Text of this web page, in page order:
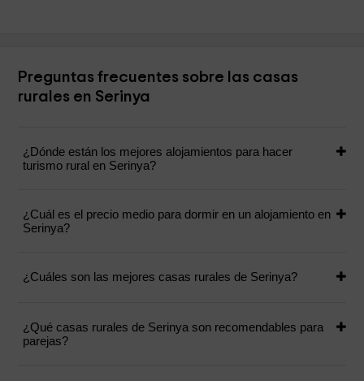
Preguntas frecuentes sobre las casas
rurales en Serinya
¿Dónde están los mejores alojamientos para hacer
turismo rural en Serinya?
¿Cuál es el precio medio para dormir en un alojamiento en
Serinya?
¿Cuáles son las mejores casas rurales de Serinya?
¿Qué casas rurales de Serinya son recomendables para
parejas?